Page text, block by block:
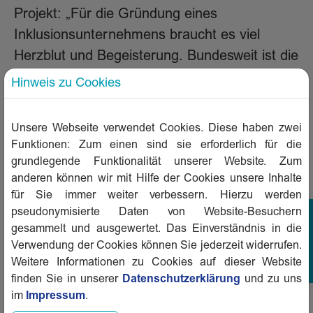
Projekt: „Für die Gründung eines
Inklusionsunternehmens braucht es viel
Herzblut und Begeisterung. Bundesweit ist die
FEWOG plus die erste Konstellation eines
Inklusionsunternehmens innerhalb einer
das kann durchaus Vorbildcharakter haben.“
Symbolischer Auftakt und musikalischer
Ausklang
Ein weiterer Höhepunkt der Feier war die
feierliche Enthüllung des neuen FEWOG plus-
Logos durch die FEWOG-Vorständin Nina
Weigl und den Aufsichtsratsvorsitzenden
Wolfgang Röder. Beim anschließenden
Hinweis zu Cookies
Unsere Webseite verwendet Cookies. Diese haben zwei
Funktionen: Zum einen sind sie erforderlich für die
grundlegende Funktionalität unserer Website. Zum
anderen können wir mit Hilfe der Cookies unsere Inhalte
für Sie immer weiter verbessern. Hierzu werden
pseudonymisierte Daten von Website-Besuchern
gesammelt und ausgewertet. Das Einverständnis in die
Verwendung der Cookies können Sie jederzeit widerrufen.
Weitere Informationen zu Cookies auf dieser Website
finden Sie in unserer Datenschutzerklärung und zu uns
im Impressum.